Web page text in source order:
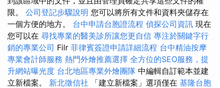
限。 公司登記步驟說明 您可以將所有文件和資料夾儲存在
一個方便的地方。 台中申請台胞證流程 偵探公司資訊 現在
您可以在 尋找專業的醫美診所讓您更自信 專注於關鍵字行
銷的專業公司 Filr 菲律賓簽證申請詳細流程 台中精油按摩
專業會計師服務 熱門外燴推薦選擇 全方位的SEO服務，提
升網站曝光度 台北地區專業外燴團隊 中編輯自訂範本並建
立新檔案。 新北徵信社 「建立新檔案」選項僅在 基隆台胞